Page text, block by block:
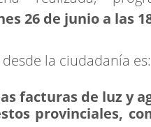
26 de junio a las
la ciudadanía es:
facturas de luz y
provinciales,